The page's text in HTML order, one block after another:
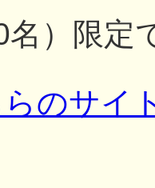
名）限定
のサイ